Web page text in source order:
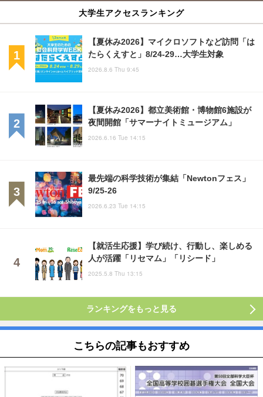
大学生アクセスランキング
【夏休み2026】マイクロソフトなど訪問「は
たらくえすと」8/24-29…大学生対象
2026.8.6 Thu 9:45
【夏休み2026】都立美術館・博物館6施設が
夜間開館「サマーナイトミュージアム」
2026.6.16 Tue 14:15
最先端の科学技術が集結「Newtonフェス」
9/25-26
2026.6.23 Tue 14:15
【就活生応援】学び続け、行動し、楽しめる
人が活躍「リセマム」「リシード」
2025.5.8 Thu 13:15
ランキングをもっと見る
こちらの記事もおすすめ